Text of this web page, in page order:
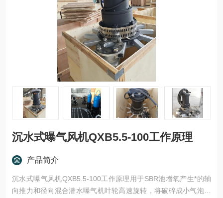
沉水式曝气风机QXB5.5-100工作原理
产品简介
沉水式曝气风机QXB5.5-100工作原理用于SBR池增氧产生*的轴
向推力和径向混合潜水曝气机叶轮高速旋转，将破碎成小气泡吸